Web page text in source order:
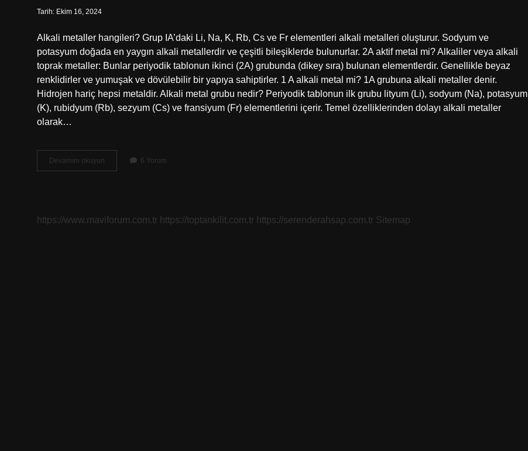
Tarih: Ekim 16, 2024
Alkali metaller hangileri? Grup IA’daki Li, Na, K, Rb, Cs ve Fr elementleri alkali metalleri oluşturur. Sodyum ve
potasyum doğada en yaygın alkali metallerdir ve çeşitli bileşiklerde bulunurlar. 2A aktif metal mi? Alkaliler veya alkali
toprak metaller: Bunlar periyodik tablonun ikinci (2A) grubunda (dikey sıra) bulunan elementlerdir. Genellikle beyaz
renklidirler ve yumuşak ve dövülebilir bir yapıya sahiptirler. 1 A alkali metal mi? 1A grubuna alkali metaller denir.
Hidrojen hariç hepsi metaldir. Alkali metal grubu nedir? Periyodik tablonun ilk grubu lityum (Li), sodyum (Na), potasyum
(K), rubidyum (Rb), sezyum (Cs) ve fransiyum (Fr) elementlerini içerir. Temel özelliklerinden dolayı alkali metaller
olarak…
Devamını okuyun
Grubu
6 Yorum
https://www.maviforum.com.tr https://toptankilit.com.tr https://serenderahsap.com.tr Sitemap